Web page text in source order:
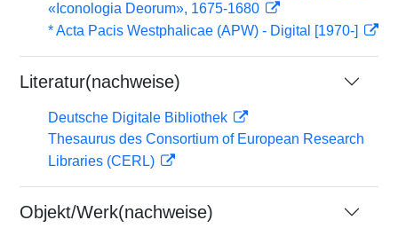
«Iconologia Deorum», 1675-1680
* Acta Pacis Westphalicae (APW) - Digital [1970-]
Literatur(nachweise)
Deutsche Digitale Bibliothek
Thesaurus des Consortium of European Research
Libraries (CERL)
Objekt/Werk(nachweise)